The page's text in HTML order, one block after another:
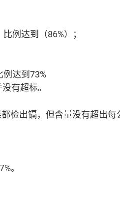
例达到（86%）；
达到73%
有超标。
检出镉，但含量没有超出每
。